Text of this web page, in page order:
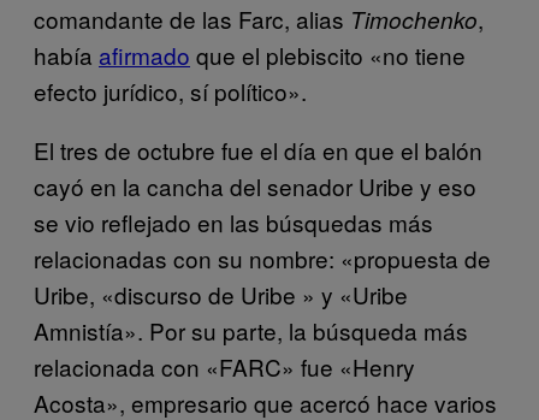
comandante de las Farc, alias Timochenko,
había afirmado que el plebiscito «no tiene
efecto jurídico, sí político».
El tres de octubre fue el día en que el balón
cayó en la cancha del senador Uribe y eso
se vio reflejado en las búsquedas más
relacionadas con su nombre: «propuesta de
Uribe, «discurso de Uribe » y «Uribe
Amnistía». Por su parte, la búsqueda más
relacionada con «FARC» fue «Henry
Acosta», empresario que acercó hace varios